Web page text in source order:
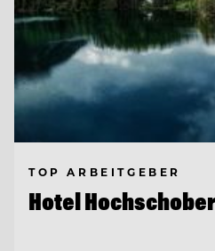
TOP ARBEITGEBER
Hotel Hochschober